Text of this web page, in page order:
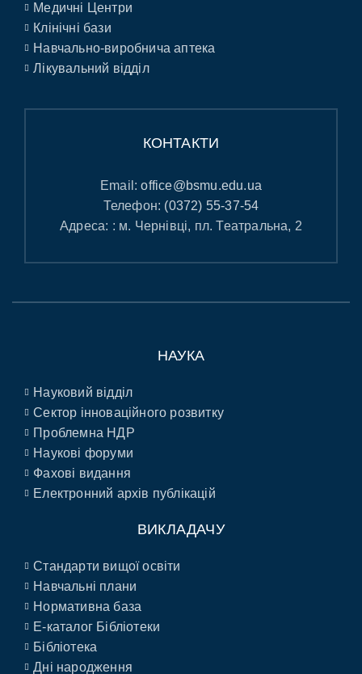
Медичні Центри
Клінічні бази
Навчально-виробнича аптека
Лікувальний відділ
КОНТАКТИ
Email:office@bsmu.edu.ua
Телефон: (0372) 55-37-54
Адреса: : м. Чернівці, пл. Театральна, 2
НАУКА
Науковий відділ
Сектор інноваційного розвитку
Проблемна НДР
Наукові форуми
Фахові видання
Електронний архів публікацій
ВИКЛАДАЧУ
Стандарти вищої освіти
Навчальні плани
Нормативна база
E-каталог Бібліотеки
Бібліотека
Дні народження